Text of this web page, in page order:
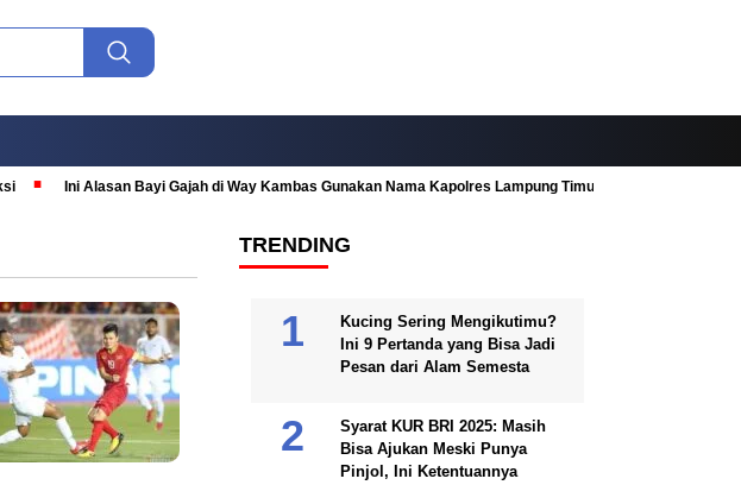
Ini Alasan Bayi Gajah di Way Kambas Gunakan Nama Kapolres Lampung Timur
TRENDING
Kucing Sering Mengikutimu?
Ini 9 Pertanda yang Bisa Jadi
Pesan dari Alam Semesta
Syarat KUR BRI 2025: Masih
Bisa Ajukan Meski Punya
Pinjol, Ini Ketentuannya